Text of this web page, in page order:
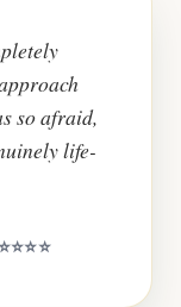
so afraid,
life-